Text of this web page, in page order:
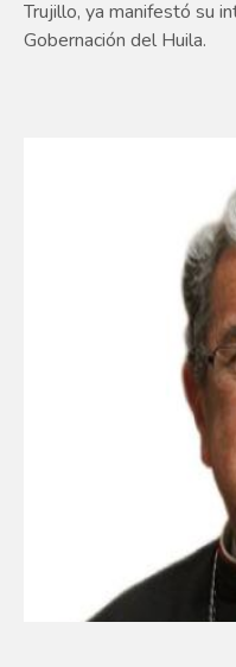
Trujillo, ya manifestó su
Gobernación del Huila.